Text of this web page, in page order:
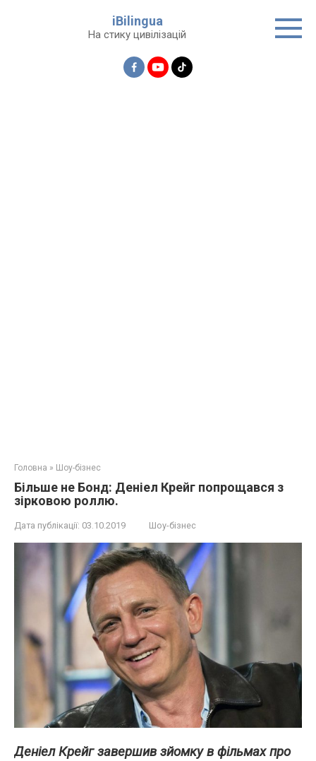
iBilingua
На стику цивілізацій
Головна » Шоу-бізнес
Більше не Бонд: Деніел Крейг попрощався з
зірковою роллю.
Дата публікації: 03.10.2019 Шоу-бізнес
Деніел Крейг завершив зйомку в фільмах про